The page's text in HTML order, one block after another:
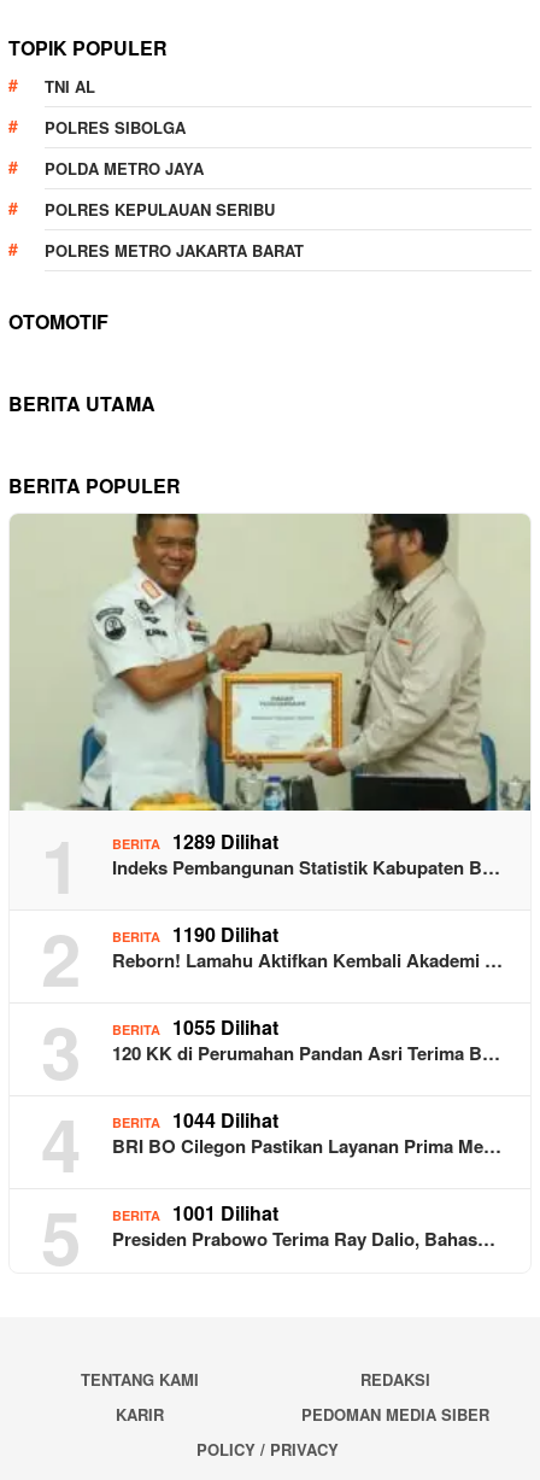
TOPIK POPULER
TNI AL
POLRES SIBOLGA
POLDA METRO JAYA
POLRES KEPULAUAN SERIBU
POLRES METRO JAKARTA BARAT
OTOMOTIF
BERITA UTAMA
BERITA POPULER
1 BERITA 1289 Dilihat
Indeks Pembangunan Statistik Kabupaten B…
2 BERITA 1190 Dilihat
Reborn! Lamahu Aktifkan Kembali Akademi …
3 BERITA 1055 Dilihat
120 KK di Perumahan Pandan Asri Terima B…
4 BERITA 1044 Dilihat
BRI BO Cilegon Pastikan Layanan Prima Me…
5 BERITA 1001 Dilihat
Presiden Prabowo Terima Ray Dalio, Bahas…
TENTANG KAMI
REDAKSI
KARIR
PEDOMAN MEDIA SIBER
POLICY / PRIVACY